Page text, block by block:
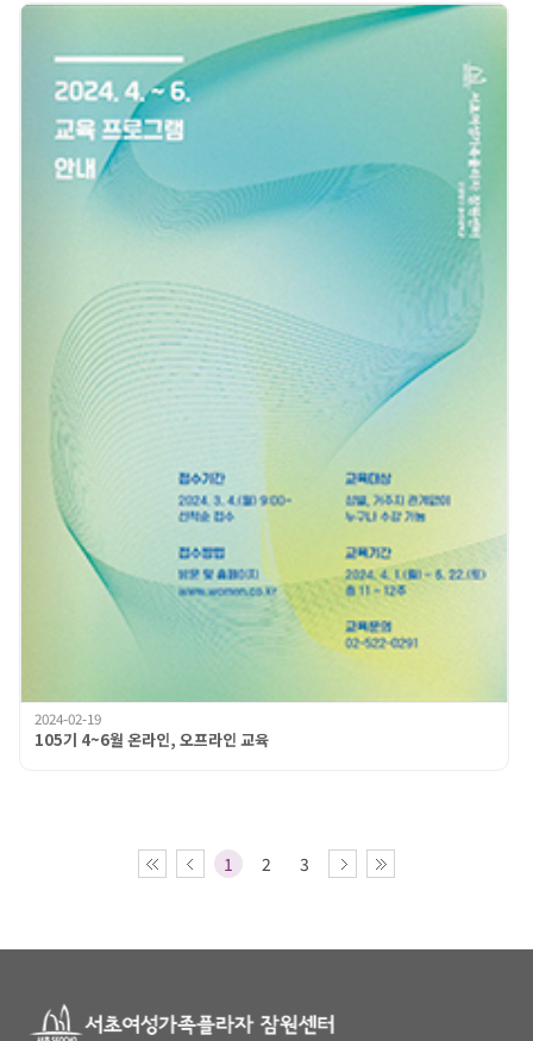
2024-02-19
105기 4~6월 온라인, 오프라인 교육
1 2 3